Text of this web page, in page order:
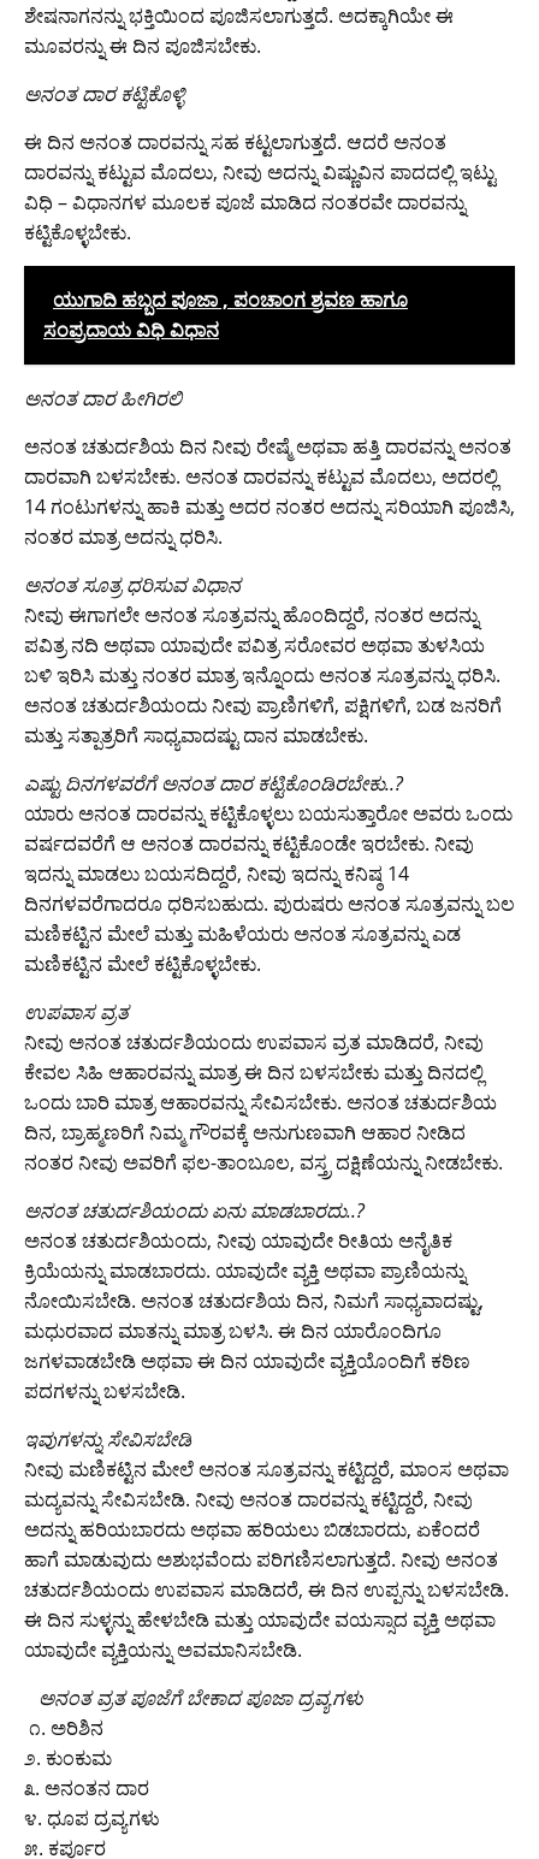
ಶೇಷನಾಗನನ್ನು ಭಕ್ತಿಯಿಂದ ಪೂಜಿಸಲಾಗುತ್ತದೆ. ಅದಕ್ಕಾಗಿಯೇ ಈ
ಮೂವರನ್ನು ಈ ದಿನ ಪೂಜಿಸಬೇಕು.
​ಅನಂತ ದಾರ ಕಟ್ಟಿಕೊಳ್ಳಿ
ಈ ದಿನ ಅನಂತ ದಾರವನ್ನು ಸಹ ಕಟ್ಟಲಾಗುತ್ತದೆ. ಆದರೆ ಅನಂತ
ದಾರವನ್ನು ಕಟ್ಟುವ ಮೊದಲು, ನೀವು ಅದನ್ನು ವಿಷ್ಣುವಿನ ಪಾದದಲ್ಲಿ ಇಟ್ಟು
ವಿಧಿ – ವಿಧಾನಗಳ ಮೂಲಕ ಪೂಜೆ ಮಾಡಿದ ನಂತರವೇ ದಾರವನ್ನು
ಕಟ್ಟಿಕೊಳ್ಳಬೇಕು.
ಯುಗಾದಿ ಹಬ್ಬದ ಪೂಜಾ , ಪಂಚಾಂಗ ಶ್ರವಣ ಹಾಗೂ
ಸಂಪ್ರದಾಯ ವಿಧಿ ವಿಧಾನ
​ಅನಂತ ದಾರ ಹೀಗಿರಲಿ
ಅನಂತ ಚತುರ್ದಶಿಯ ದಿನ ನೀವು ರೇಷ್ಮೆ ಅಥವಾ ಹತ್ತಿ ದಾರವನ್ನು ಅನಂತ
ದಾರವಾಗಿ ಬಳಸಬೇಕು. ಅನಂತ ದಾರವನ್ನು ಕಟ್ಟುವ ಮೊದಲು, ಅದರಲ್ಲಿ
14 ಗಂಟುಗಳನ್ನು ಹಾಕಿ ಮತ್ತು ಅದರ ನಂತರ ಅದನ್ನು ಸರಿಯಾಗಿ ಪೂಜಿಸಿ,
ನಂತರ ಮಾತ್ರ ಅದನ್ನು ಧರಿಸಿ.
​​ಅನಂತ ಸೂತ್ರ ಧರಿಸುವ ವಿಧಾನ
ನೀವು ಈಗಾಗಲೇ ಅನಂತ ಸೂತ್ರವನ್ನು ಹೊಂದಿದ್ದರೆ, ನಂತರ ಅದನ್ನು
ಪವಿತ್ರ ನದಿ ಅಥವಾ ಯಾವುದೇ ಪವಿತ್ರ ಸರೋವರ ಅಥವಾ ತುಳಸಿಯ
ಬಳಿ ಇರಿಸಿ ಮತ್ತು ನಂತರ ಮಾತ್ರ ಇನ್ನೊಂದು ಅನಂತ ಸೂತ್ರವನ್ನು ಧರಿಸಿ.
ಅನಂತ ಚತುರ್ದಶಿಯಂದು ನೀವು ಪ್ರಾಣಿಗಳಿಗೆ, ಪಕ್ಷಿಗಳಿಗೆ, ಬಡ ಜನರಿಗೆ
ಮತ್ತು ಸತ್ಪಾತ್ರರಿಗೆ ಸಾಧ್ಯವಾದಷ್ಟು ದಾನ ಮಾಡಬೇಕು.
​ಎಷ್ಟು ದಿನಗಳವರೆಗೆ ಅನಂತ ದಾರ ಕಟ್ಟಿಕೊಂಡಿರಬೇಕು..?
ಯಾರು ಅನಂತ ದಾರವನ್ನು ಕಟ್ಟಿಕೊಳ್ಳಲು ಬಯಸುತ್ತಾರೋ ಅವರು ಒಂದು
ವರ್ಷದವರೆಗೆ ಆ ಅನಂತ ದಾರವನ್ನು ಕಟ್ಟಿಕೊಂಡೇ ಇರಬೇಕು. ನೀವು
ಇದನ್ನು ಮಾಡಲು ಬಯಸದಿದ್ದರೆ, ನೀವು ಇದನ್ನು ಕನಿಷ್ಠ 14
ದಿನಗಳವರೆಗಾದರೂ ಧರಿಸಬಹುದು. ಪುರುಷರು ಅನಂತ ಸೂತ್ರವನ್ನು ಬಲ
ಮಣಿಕಟ್ಟಿನ ಮೇಲೆ ಮತ್ತು ಮಹಿಳೆಯರು ಅನಂತ ಸೂತ್ರವನ್ನು ಎಡ
ಮಣಿಕಟ್ಟಿನ ಮೇಲೆ ಕಟ್ಟಿಕೊಳ್ಳಬೇಕು.
​ಉಪವಾಸ ವ್ರತ
ನೀವು ಅನಂತ ಚತುರ್ದಶಿಯಂದು ಉಪವಾಸ ವ್ರತ ಮಾಡಿದರೆ, ನೀವು
ಕೇವಲ ಸಿಹಿ ಆಹಾರವನ್ನು ಮಾತ್ರ ಈ ದಿನ ಬಳಸಬೇಕು ಮತ್ತು ದಿನದಲ್ಲಿ
ಒಂದು ಬಾರಿ ಮಾತ್ರ ಆಹಾರವನ್ನು ಸೇವಿಸಬೇಕು. ಅನಂತ ಚತುರ್ದಶಿಯ
ದಿನ, ಬ್ರಾಹ್ಮಣರಿಗೆ ನಿಮ್ಮ ಗೌರವಕ್ಕೆ ಅನುಗುಣವಾಗಿ ಆಹಾರ ನೀಡಿದ
ನಂತರ ನೀವು ಅವರಿಗೆ ಫಲ-ತಾಂಬೂಲ, ವಸ್ತ್ರ ದಕ್ಷಿಣೆಯನ್ನು ನೀಡಬೇಕು.
ಅನಂತ ಚತುರ್ದಶಿಯಂದು ಏನು ಮಾಡಬಾರದು..?
ಅನಂತ ಚತುರ್ದಶಿಯಂದು, ನೀವು ಯಾವುದೇ ರೀತಿಯ ಅನೈತಿಕ
ಕ್ರಿಯೆಯನ್ನು ಮಾಡಬಾರದು. ಯಾವುದೇ ವ್ಯಕ್ತಿ ಅಥವಾ ಪ್ರಾಣಿಯನ್ನು
ನೋಯಿಸಬೇಡಿ. ಅನಂತ ಚತುರ್ದಶಿಯ ದಿನ, ನಿಮಗೆ ಸಾಧ್ಯವಾದಷ್ಟು,
ಮಧುರವಾದ ಮಾತನ್ನು ಮಾತ್ರ ಬಳಸಿ. ಈ ದಿನ ಯಾರೊಂದಿಗೂ
ಜಗಳವಾಡಬೇಡಿ ಅಥವಾ ಈ ದಿನ ಯಾವುದೇ ವ್ಯಕ್ತಿಯೊಂದಿಗೆ ಕಠಿಣ
ಪದಗಳನ್ನು ಬಳಸಬೇಡಿ.
​ಇವುಗಳನ್ನು ಸೇವಿಸಬೇಡಿ
ನೀವು ಮಣಿಕಟ್ಟಿನ ಮೇಲೆ ಅನಂತ ಸೂತ್ರವನ್ನು ಕಟ್ಟಿದ್ದರೆ, ಮಾಂಸ ಅಥವಾ
ಮದ್ಯವನ್ನು ಸೇವಿಸಬೇಡಿ. ನೀವು ಅನಂತ ದಾರವನ್ನು ಕಟ್ಟಿದ್ದರೆ, ನೀವು
ಅದನ್ನು ಹರಿಯಬಾರದು ಅಥವಾ ಹರಿಯಲು ಬಿಡಬಾರದು, ಏಕೆಂದರೆ
ಹಾಗೆ ಮಾಡುವುದು ಅಶುಭವೆಂದು ಪರಿಗಣಿಸಲಾಗುತ್ತದೆ. ನೀವು ಅನಂತ
ಚತುರ್ದಶಿಯಂದು ಉಪವಾಸ ಮಾಡಿದರೆ, ಈ ದಿನ ಉಪ್ಪನ್ನು ಬಳಸಬೇಡಿ.
ಈ ದಿನ ಸುಳ್ಳನ್ನು ಹೇಳಬೇಡಿ ಮತ್ತು ಯಾವುದೇ ವಯಸ್ಸಾದ ವ್ಯಕ್ತಿ ಅಥವಾ
ಯಾವುದೇ ವ್ಯಕ್ತಿಯನ್ನು ಅವಮಾನಿಸಬೇಡಿ.
ಅನಂತ ವ್ರತ ಪೂಜೆಗೆ ಬೇಕಾದ ಪೂಜಾ ದ್ರವ್ಯಗಳು
‌ ೧. ಅರಿಶಿನ
೨. ಕುಂಕುಮ
೩. ಅನಂತನ ದಾರ
೪. ಧೂಪ ದ್ರವ್ಯಗಳು
೫. ಕರ್ಪೂರ